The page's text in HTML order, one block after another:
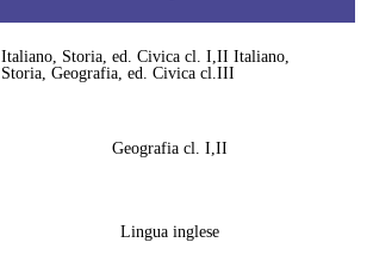
Italiano, Storia, ed. Civica cl. I,II Italiano,
Storia, Geografia, ed. Civica cl.III
Geografia cl. I,II
Lingua inglese